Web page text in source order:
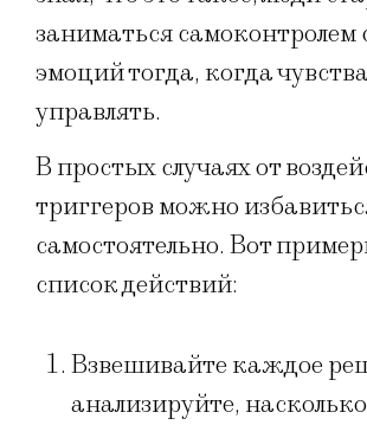
заниматься самоконтролем
эмоций тогда, когда
управлять.
В простых случаях от
триггеров можно
самостоятельно. Вот
список действий:
Взвешивайте каждое
анализируйте,